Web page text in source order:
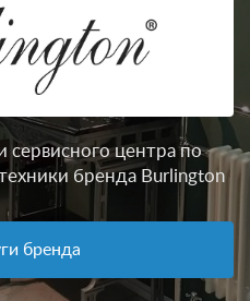
сервисного центра по
бренда Burlington
бренда